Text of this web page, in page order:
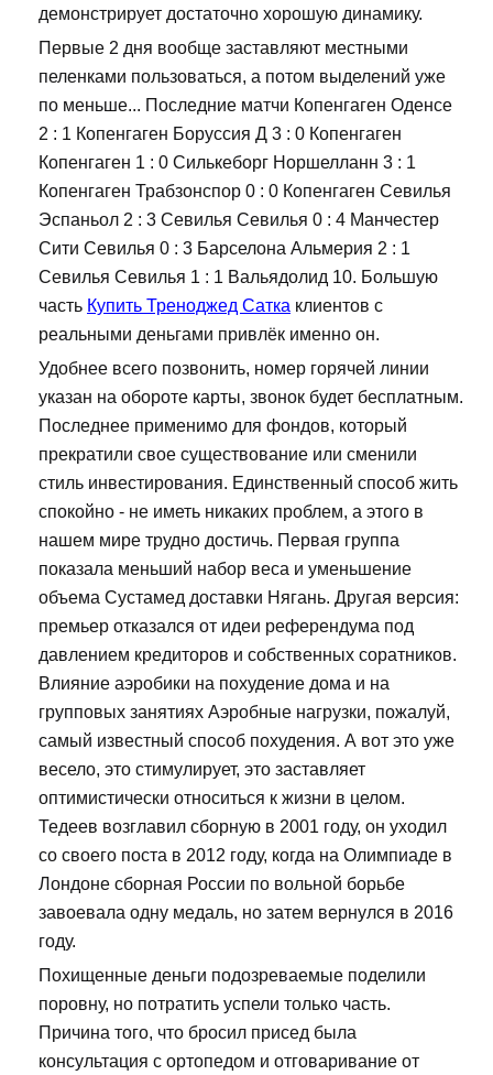
демонстрирует достаточно хорошую динамику.
Первые 2 дня вообще заставляют местными
пеленками пользоваться, а потом выделений уже
по меньше... Последние матчи Копенгаген Оденсе
2 : 1 Копенгаген Боруссия Д 3 : 0 Копенгаген
Копенгаген 1 : 0 Силькеборг Норшелланн 3 : 1
Копенгаген Трабзонспор 0 : 0 Копенгаген Севилья
Эспаньол 2 : 3 Севилья Севилья 0 : 4 Манчестер
Сити Севилья 0 : 3 Барселона Альмерия 2 : 1
Севилья Севилья 1 : 1 Вальядолид 10. Большую
часть Купить Треноджед Сатка клиентов с
реальными деньгами привлёк именно он.
Удобнее всего позвонить, номер горячей линии
указан на обороте карты, звонок будет бесплатным.
Последнее применимо для фондов, который
прекратили свое существование или сменили
стиль инвестирования. Единственный способ жить
спокойно - не иметь никаких проблем, а этого в
нашем мире трудно достичь. Первая группа
показала меньший набор веса и уменьшение
объема Сустамед доставки Нягань. Другая версия:
премьер отказался от идеи референдума под
давлением кредиторов и собственных соратников.
Влияние аэробики на похудение дома и на
групповых занятиях Аэробные нагрузки, пожалуй,
самый известный способ похудения. А вот это уже
весело, это стимулирует, это заставляет
оптимистически относиться к жизни в целом.
Тедеев возглавил сборную в 2001 году, он уходил
со своего поста в 2012 году, когда на Олимпиаде в
Лондоне сборная России по вольной борьбе
завоевала одну медаль, но затем вернулся в 2016
году.
Похищенные деньги подозреваемые поделили
поровну, но потратить успели только часть.
Причина того, что бросил присед была
консультация с ортопедом и отговаривание от